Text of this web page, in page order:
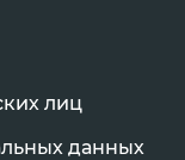
лиц
данных